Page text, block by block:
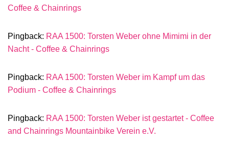
Coffee & Chainrings
Pingback: RAA 1500: Torsten Weber ohne Mimimi in der
Nacht - Coffee & Chainrings
Pingback: RAA 1500: Torsten Weber im Kampf um das
Podium - Coffee & Chainrings
Pingback: RAA 1500: Torsten Weber ist gestartet - Coffee
and Chainrings Mountainbike Verein e.V.